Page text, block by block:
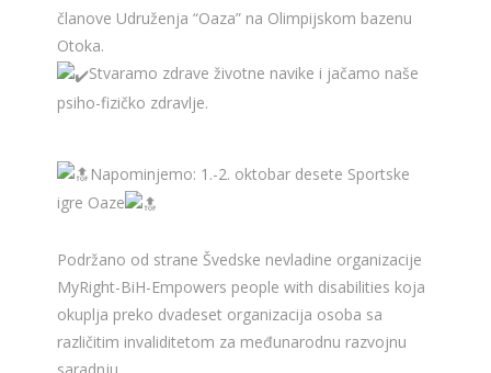
članove Udruženja “Oaza” na Olimpijskom bazenu
Otoka.
Stvaramo zdrave životne navike i jačamo naše
psiho-fizičko zdravlje.
Napominjemo: 1.-2. oktobar desete Sportske
igre Oaze
Podržano od strane Švedske nevladine organizacije
MyRight-BiH-Empowers people with disabilities koja
okuplja preko dvadeset organizacija osoba sa
različitim invaliditetom za međunarodnu razvojnu